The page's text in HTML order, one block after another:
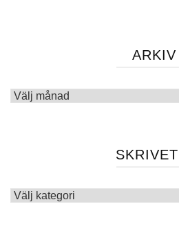
ARKIV
Arkiv
Skrivet